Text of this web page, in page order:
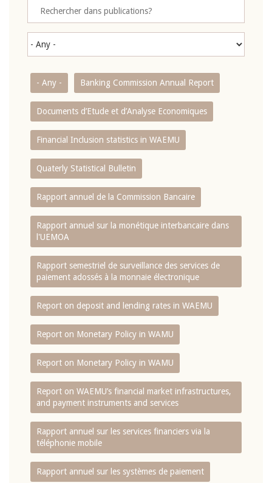
- Any - Banking Commission Annual Report
Documents d’Etude et d’Analyse Economiques
Financial Inclusion statistics in WAEMU
Quaterly Statistical Bulletin
Rapport annuel de la Commission Bancaire
Rapport annuel sur la monétique interbancaire dans
l'UEMOA
Rapport semestriel de surveillance des services de
paiement adossés à la monnaie électronique
Report on deposit and lending rates in WAEMU
Report on Monetary Policy in WAMU
Report on Monetary Policy in WAMU
Report on WAEMU’s financial market infrastructures,
and payment instruments and services
Rapport annuel sur les services financiers via la
téléphonie mobile
Rapport annuel sur les systèmes de paiement